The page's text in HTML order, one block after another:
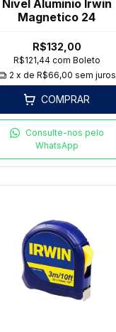
Nivel Aluminio Irwin
Magnetico 24
R$132,00
R$121,44 com Boleto
2 x de R$66,00 sem juros
COMPRAR
Consulte-nos pelo
WhatsApp